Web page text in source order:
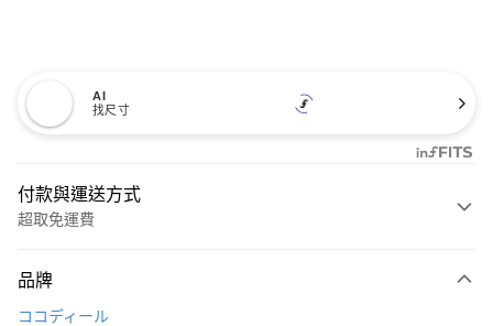
AI
找尺寸
付款與運送方式
超取免運費
信用卡一次付款
品牌
ココディール